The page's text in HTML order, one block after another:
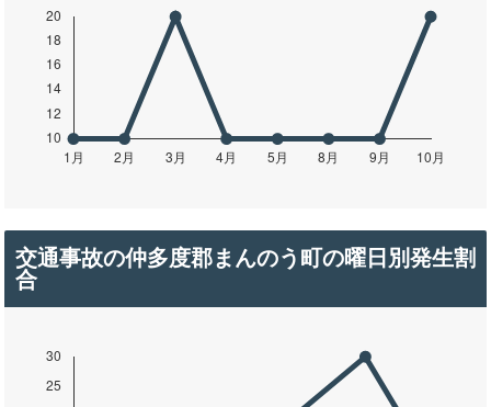
交通事故の仲多度郡まんのう町の曜日別発生割
合